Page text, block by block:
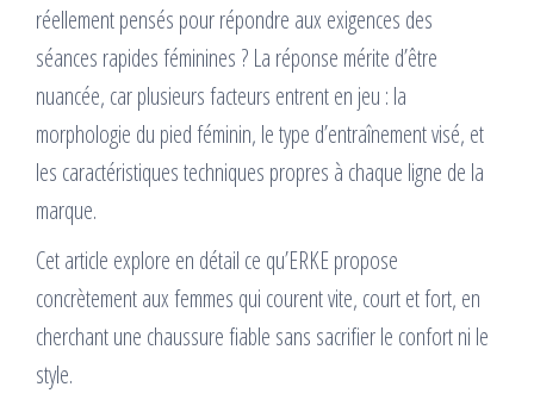
réellement pensés pour répondre aux exigences des
séances rapides féminines ? La réponse mérite d’être
nuancée, car plusieurs facteurs entrent en jeu : la
morphologie du pied féminin, le type d’entraînement visé, et
les caractéristiques techniques propres à chaque ligne de la
marque.
Cet article explore en détail ce qu’ERKE propose
concrètement aux femmes qui courent vite, court et fort, en
cherchant une chaussure fiable sans sacrifier le confort ni le
style.